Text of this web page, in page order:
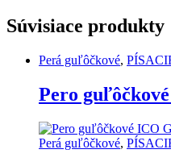
Súvisiace produkty
Perá guľôčkové,
Pero
Perá guľôčkové,